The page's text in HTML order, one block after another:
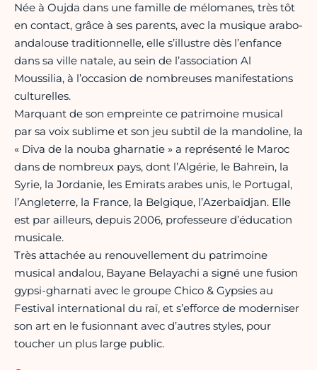
Née à Oujda dans une famille de mélomanes, très tôt
en contact, grâce à ses parents, avec la musique arabo-
andalouse traditionnelle, elle s’illustre dès l’enfance
dans sa ville natale, au sein de l’association Al
Moussilia, à l’occasion de nombreuses manifestations
culturelles.
Marquant de son empreinte ce patrimoine musical
par sa voix sublime et son jeu subtil de la mandoline, la
« Diva de la nouba gharnatie » a représenté le Maroc
dans de nombreux pays, dont l’Algérie, le Bahreïn, la
Syrie, la Jordanie, les Emirats arabes unis, le Portugal,
l’Angleterre, la France, la Belgique, l’Azerbaïdjan. Elle
est par ailleurs, depuis 2006, professeure d’éducation
musicale.
Très attachée au renouvellement du patrimoine
musical andalou, Bayane Belayachi a signé une fusion
gypsi-gharnati avec le groupe Chico & Gypsies au
Festival international du raï, et s’efforce de moderniser
son art en le fusionnant avec d’autres styles, pour
toucher un plus large public.